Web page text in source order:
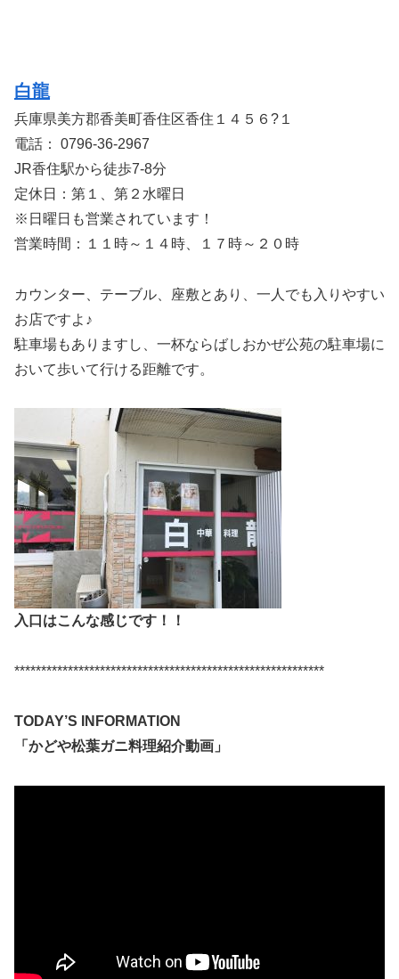
白龍
兵庫県美方郡香美町香住区香住１４５６?１
電話： 0796-36-2967
JR香住駅から徒歩7-8分
定休日：第１、第２水曜日
※日曜日も営業されています！
営業時間：１１時～１４時、１７時～２０時
カウンター、テーブル、座敷とあり、一人でも入りやすい
お店ですよ♪
駐車場もありますし、一杯ならばしおかぜ公苑の駐車場に
おいて歩いて行ける距離です。
入口はこんな感じです！！
**********************************************************
TODAY’S INFORMATION
「かどや松葉ガニ料理紹介動画」